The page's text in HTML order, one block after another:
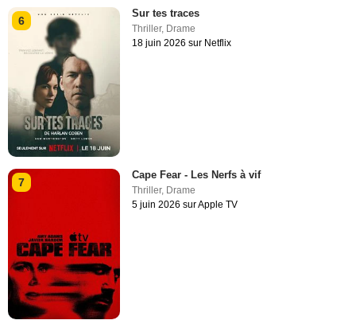
6
Sur tes traces
Thriller, Drame
18 juin 2026 sur Netflix
7
Cape Fear - Les Nerfs à vif
Thriller, Drame
5 juin 2026 sur Apple TV